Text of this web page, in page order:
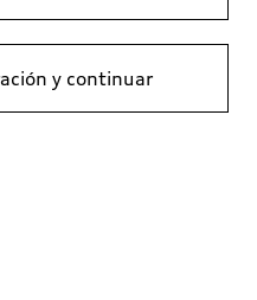
y continuar